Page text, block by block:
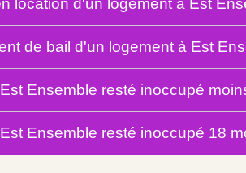
location d'un logement à Est
de bail d'un logement à Est
Ensemble resté inoccupé
Ensemble resté inoccupé 18